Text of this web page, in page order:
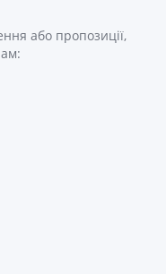
або пропозиції,